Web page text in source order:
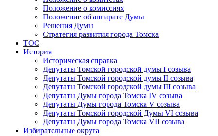
Положение о комиссиях
Положение об аппарате Думы
Решения Думы
Стратегия развития города Томска
ТОС
История
Историческая справка
Депутаты Томской городской думы I созыва
Депутаты Томской городской думы II созыва
Депутаты Томской городской думы III созыва
Депутаты Думы города Томска IV созыва
Депутаты Думы города Томска V созыва
Депутаты Томской городской Думы VI созыва
Депутаты Думы города Томска VII созыва
Избирательные округа